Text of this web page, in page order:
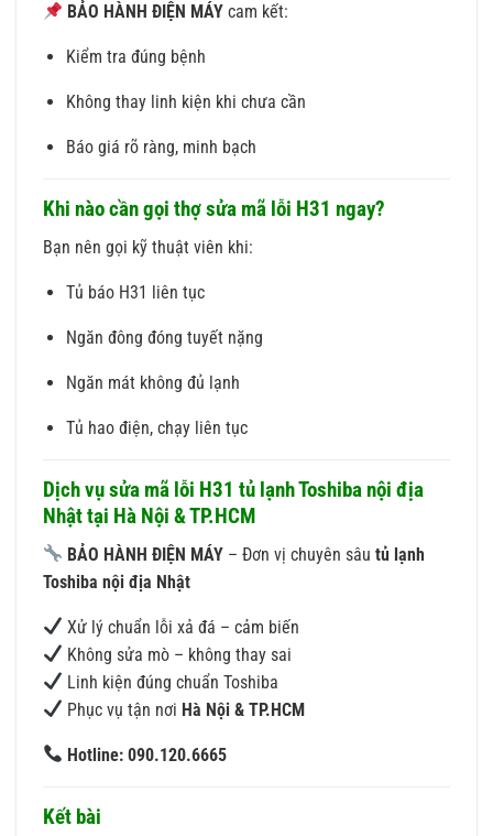
BẢO HÀNH ĐIỆN MÁY cam kết:
Kiểm tra đúng bệnh
Không thay linh kiện khi chưa cần
Báo giá rõ ràng, minh bạch
Khi nào cần gọi thợ sửa mã lỗi H31 ngay?
Bạn nên gọi kỹ thuật viên khi:
Tủ báo H31 liên tục
Ngăn đông đóng tuyết nặng
Ngăn mát không đủ lạnh
Tủ hao điện, chạy liên tục
Dịch vụ sửa mã lỗi H31 tủ lạnh Toshiba nội địa
Nhật tại Hà Nội & TP.HCM
BẢO HÀNH ĐIỆN MÁY – Đơn vị chuyên sâutủ lạnh
Toshiba nội địa Nhật
Xử lý chuẩn lỗi xả đá – cảm biến
Không sửa mò – không thay sai
Linh kiện đúng chuẩn Toshiba
Phục vụ tận nơi Hà Nội & TP.HCM
Hotline: 090.120.6665
Kết bài